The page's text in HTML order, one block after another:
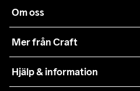
Om oss
Mer från Craft
Teamwear
Hjälp & information